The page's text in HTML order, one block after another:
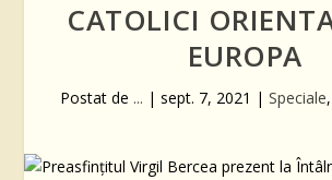
CATOLICI
EUROPA
Postat de ... | sept. 7, 2021 | Speciale,